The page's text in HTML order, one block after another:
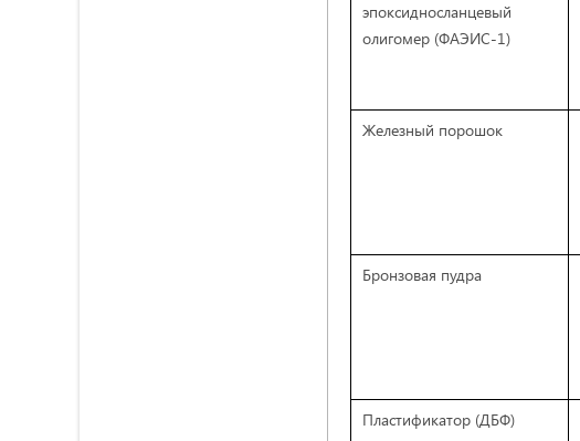
эпоксидносланцевый
олигомер (ФАЭИС-1)
Железный порошок
Бронзовая пудра
Пластификатор (ДБФ)